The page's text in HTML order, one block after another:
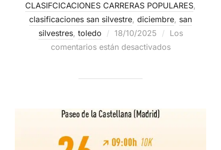
CLASIFCICACIONES CARRERAS POPULARES,
clasificaciones san silvestre, diciembre, san
silvestres, toledo 18/10/2025
Los
comentarios están desactivados